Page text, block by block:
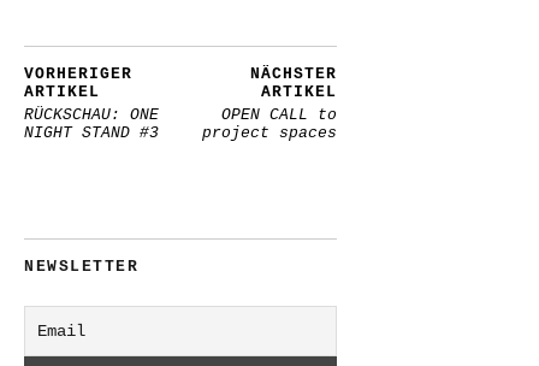
VORHERIGER
ARTIKEL
RÜCKSCHAU: ONE
NIGHT STAND #3
NÄCHSTER
ARTIKEL
OPEN CALL to
project spaces
NEWSLETTER